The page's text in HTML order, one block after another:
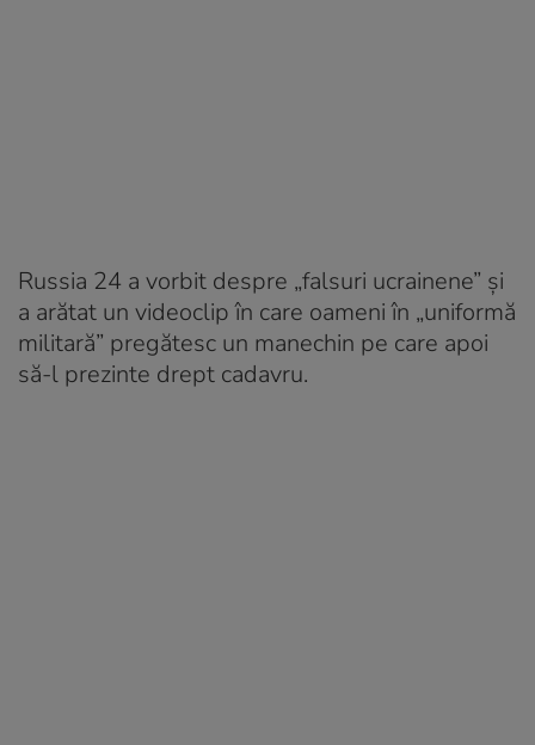
Russia 24 a vorbit despre „falsuri ucrainene” și
a arătat un videoclip în care oameni în „uniformă
militară” pregătesc un manechin pe care apoi
să-l prezinte drept cadavru.